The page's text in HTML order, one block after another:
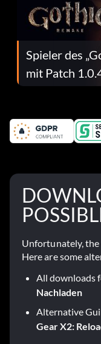
Spieler des
mit Patch
Unfortunately, the
Here are some
All downloads
Nachladen
Alternative
Gear X2: